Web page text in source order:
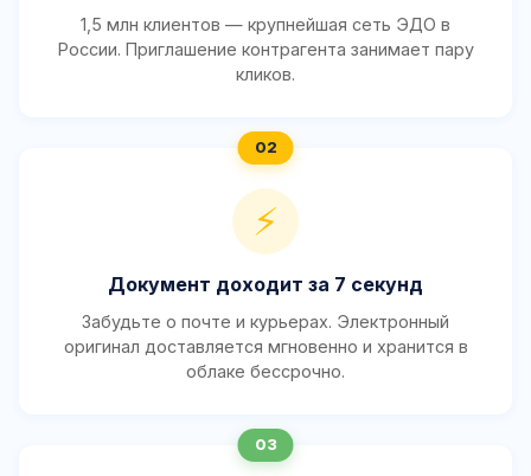
1,5 млн клиентов — крупнейшая сеть ЭДО в
России. Приглашение контрагента занимает пару
кликов.
⚡
Документ доходит за 7 секунд
Забудьте о почте и курьерах. Электронный
оригинал доставляется мгновенно и хранится в
облаке бессрочно.